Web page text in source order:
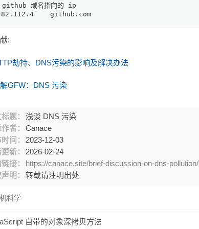
github 域名指向的 ip
    github.com
:
劫持、DNS污染的影响及解决办法
GFW：DNS 污染
题：
浅谈 DNS 污染
者：
Canace
间：
2023-12-03
新：
2026-02-24
接：
https://canace.site/brief-discussion-on-dns-pollution/
明：
转载请注明出处
科学
自带的对象深拷贝方法